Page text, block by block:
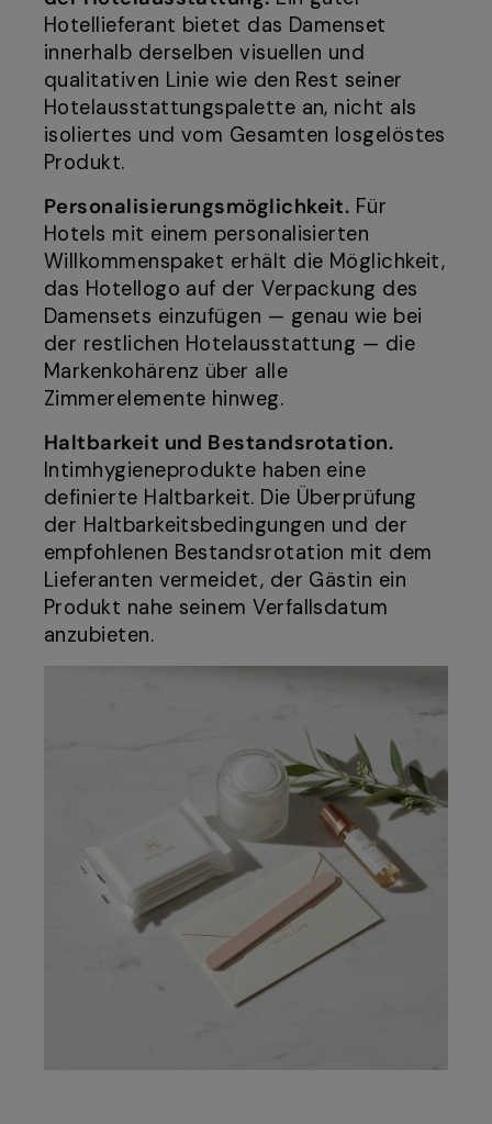
Hotellieferant bietet das Damenset
innerhalb derselben visuellen und
qualitativen Linie wie den Rest seiner
Hotelausstattungspalette an, nicht als
isoliertes und vom Gesamten losgelöstes
Produkt.
Personalisierungsmöglichkeit. Für
Hotels mit einem personalisierten
Willkommenspaket erhält die Möglichkeit,
das Hotellogo auf der Verpackung des
Damensets einzufügen — genau wie bei
der restlichen Hotelausstattung — die
Markenkohärenz über alle
Zimmerelemente hinweg.
Haltbarkeit und Bestandsrotation.
Intimhygieneprodukte haben eine
definierte Haltbarkeit. Die Überprüfung
der Haltbarkeitsbedingungen und der
empfohlenen Bestandsrotation mit dem
Lieferanten vermeidet, der Gästin ein
Produkt nahe seinem Verfallsdatum
anzubieten.